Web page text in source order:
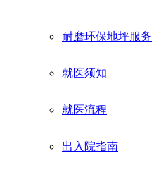
耐磨环保地坪服务
就医须知
就医流程
出入院指南